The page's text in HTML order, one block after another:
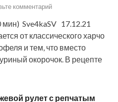
комментарий
Sve4kaSV 17.12.21
от классического харчо
и тем, что вместо
окорочок. В рецепте
рулет с репчатым